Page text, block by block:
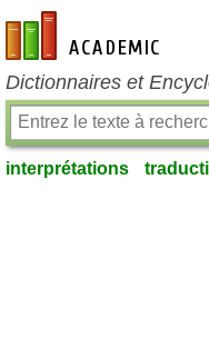
fr-academic.com
Dictionnaires et
interprétations